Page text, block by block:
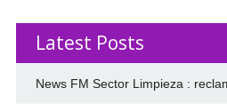
Latest Posts
News FM Sector Limpieza :